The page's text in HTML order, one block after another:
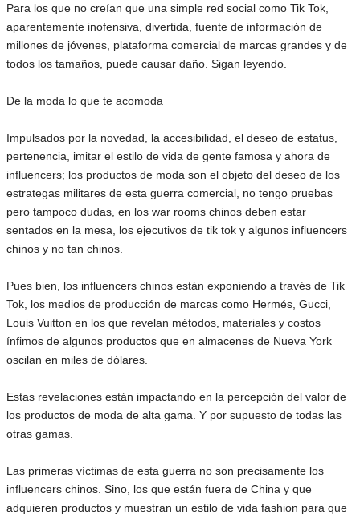
Para los que no creían que una simple red social como Tik Tok,
aparentemente inofensiva, divertida, fuente de información de
millones de jóvenes, plataforma comercial de marcas grandes y de
todos los tamaños, puede causar daño. Sigan leyendo.
De la moda lo que te acomoda
Impulsados por la novedad, la accesibilidad, el deseo de estatus,
pertenencia, imitar el estilo de vida de gente famosa y ahora de
influencers; los productos de moda son el objeto del deseo de los
estrategas militares de esta guerra comercial, no tengo pruebas
pero tampoco dudas, en los war rooms chinos deben estar
sentados en la mesa, los ejecutivos de tik tok y algunos influencers
chinos y no tan chinos.
Pues bien, los influencers chinos están exponiendo a través de Tik
Tok, los medios de producción de marcas como Hermés, Gucci,
Louis Vuitton en los que revelan métodos, materiales y costos
ínfimos de algunos productos que en almacenes de Nueva York
oscilan en miles de dólares.
Estas revelaciones están impactando en la percepción del valor de
los productos de moda de alta gama. Y por supuesto de todas las
otras gamas.
Las primeras víctimas de esta guerra no son precisamente los
influencers chinos. Sino, los que están fuera de China y que
adquieren productos y muestran un estilo de vida fashion para que